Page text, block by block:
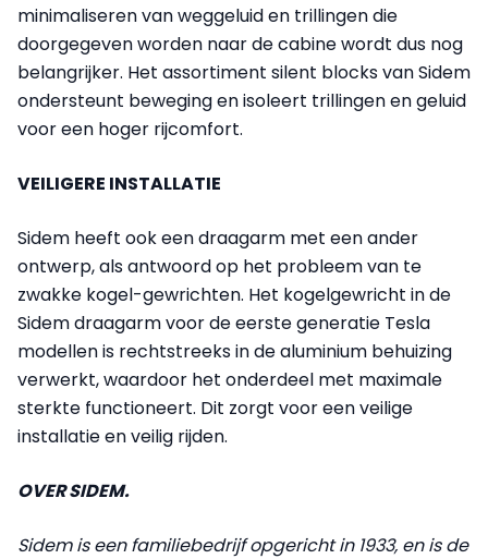
minimaliseren van weggeluid en trillingen die
doorgegeven worden naar de cabine wordt dus nog
belangrijker. Het assortiment silent blocks van Sidem
ondersteunt beweging en isoleert trillingen en geluid
voor een hoger rijcomfort.
VEILIGERE INSTALLATIE
Sidem heeft ook een draagarm met een ander
ontwerp, als antwoord op het probleem van te
zwakke kogel-gewrichten. Het kogelgewricht in de
Sidem draagarm voor de eerste generatie Tesla
modellen is rechtstreeks in de aluminium behuizing
verwerkt, waardoor het onderdeel met maximale
sterkte functioneert. Dit zorgt voor een veilige
installatie en veilig rijden.
OVER SIDEM.
Sidem is een familiebedrijf opgericht in 1933, en is de